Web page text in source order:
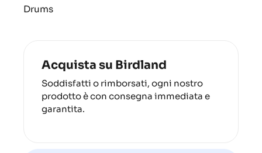
Drums
Acquista su Birdland
Soddisfatti o rimborsati, ogni nostro
prodotto è con consegna immediata e
garantita.